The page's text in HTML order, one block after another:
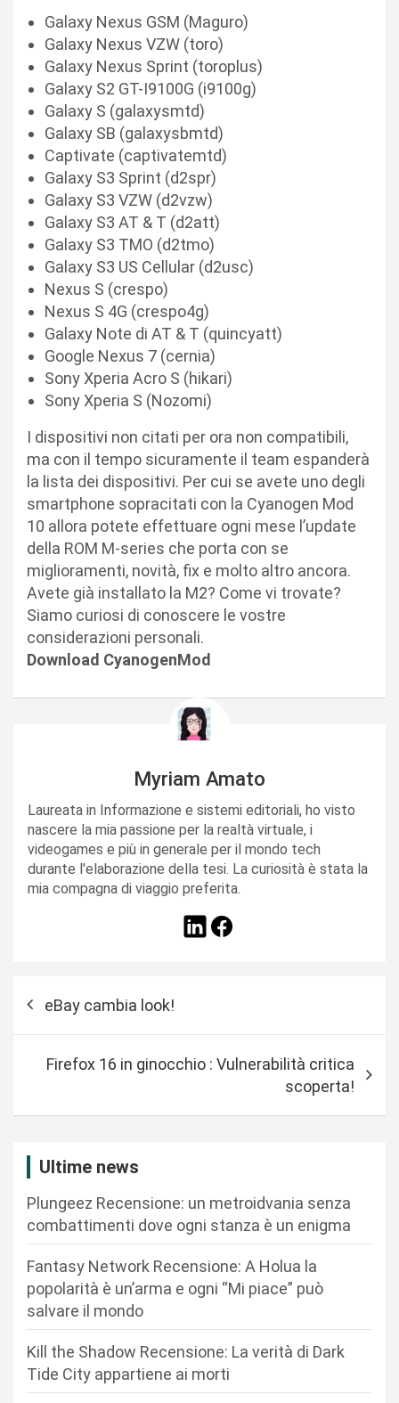
Galaxy Nexus GSM (Maguro)
Galaxy Nexus VZW (toro)
Galaxy Nexus Sprint (toroplus)
Galaxy S2 GT-I9100G (i9100g)
Galaxy S (galaxysmtd)
Galaxy SB (galaxysbmtd)
Captivate (captivatemtd)
Galaxy S3 Sprint (d2spr)
Galaxy S3 VZW (d2vzw)
Galaxy S3 AT & T (d2att)
Galaxy S3 TMO (d2tmo)
Galaxy S3 US Cellular (d2usc)
Nexus S (crespo)
Nexus S 4G (crespo4g)
Galaxy Note di AT & T (quincyatt)
Google Nexus 7 (cernia)
Sony Xperia Acro S (hikari)
Sony Xperia S (Nozomi)
I dispositivi non citati per ora non compatibili,
ma con il tempo sicuramente il team espanderà
la lista dei dispositivi. Per cui se avete uno degli
smartphone sopracitati con la Cyanogen Mod
10 allora potete effettuare ogni mese l’update
della ROM M-series che porta con se
miglioramenti, novità, fix e molto altro ancora.
Avete già installato la M2? Come vi trovate?
Siamo curiosi di conoscere le vostre
considerazioni personali.
Download CyanogenMod
Myriam Amato
Laureata in Informazione e sistemi editoriali, ho visto
nascere la mia passione per la realtà virtuale, i
videogames e più in generale per il mondo tech
durante l'elaborazione della tesi. La curiosità è stata la
mia compagna di viaggio preferita.
eBay cambia look!
Firefox 16 in ginocchio : Vulnerabilità critica
scoperta!
Ultime news
Plungeez Recensione: un metroidvania senza
combattimenti dove ogni stanza è un enigma
Fantasy Network Recensione: A Holua la
popolarità è un’arma e ogni “Mi piace” può
salvare il mondo
Kill the Shadow Recensione: La verità di Dark
Tide City appartiene ai morti